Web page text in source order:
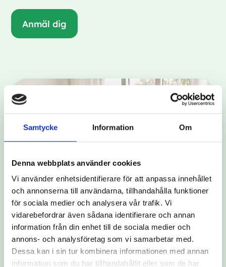
Samtycke Information Om
Denna webbplats använder cookies
Vi använder enhetsidentifierare för att anpassa innehållet
och annonserna till användarna, tillhandahålla funktioner
för sociala medier och analysera vår trafik. Vi
vidarebefordrar även sådana identifierare och annan
information från din enhet till de sociala medier och
annons- och analysföretag som vi samarbetar med.
Dessa kan i sin tur kombinera informationen med annan
information som du har tillhandahållit eller som de har
Anmäl dig